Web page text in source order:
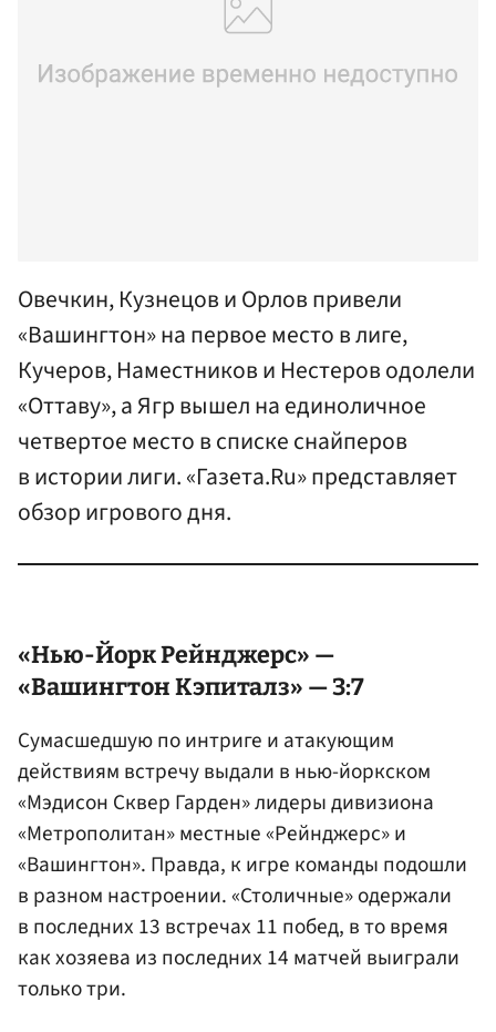
Овечкин, Кузнецов и Орлов привели
«Вашингтон» на первое место в лиге,
Кучеров, Наместников и Нестеров одолели
«Оттаву», а Ягр вышел на единоличное
четвертое место в списке снайперов
в истории лиги. «Газета.Ru» представляет
обзор игрового дня.
«Нью-Йорк Рейнджерс» —
«Вашингтон Кэпиталз» — 3:7
Сумасшедшую по интриге и атакующим
действиям встречу выдали в нью-йоркском
«Мэдисон Сквер Гарден» лидеры дивизиона
«Метрополитан» местные «Рейнджерс» и
«Вашингтон». Правда, к игре команды подошли
в разном настроении. «Столичные» одержали
в последних 13 встречах 11 побед, в то время
как хозяева из последних 14 матчей выиграли
только три.